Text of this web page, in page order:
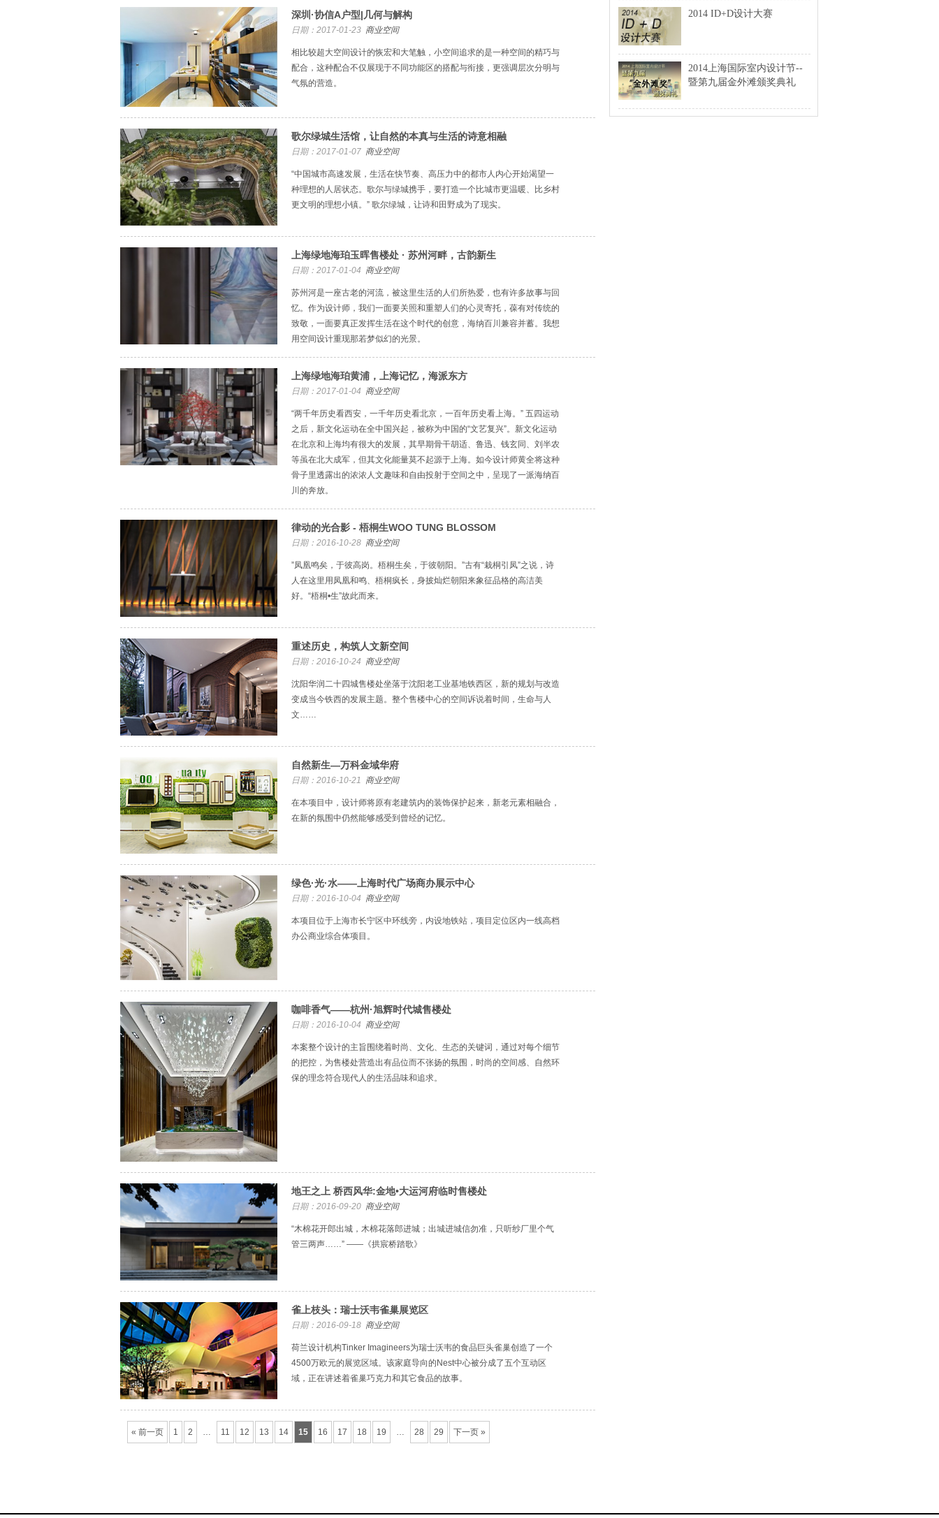
深圳·协信A户型|几何与解构
日期：2017-01-23 商业空间
相比较超大空间设计的恢宏和大笔触，小空间追求的是一种空间的精巧与
配合，这种配合不仅展现于不同功能区的搭配与衔接，更强调层次分明与
气氛的营造。
歌尔绿城生活馆，让自然的本真与生活的诗意相融
日期：2017-01-07 商业空间
“中国城市高速发展，生活在快节奏、高压力中的都市人内心开始渴望一
种理想的人居状态。歌尔与绿城携手，要打造一个比城市更温暖、比乡村
更文明的理想小镇。” 歌尔绿城，让诗和田野成为了现实。
上海绿地海珀玉晖售楼处 · 苏州河畔，古韵新生
日期：2017-01-04 商业空间
苏州河是一座古老的河流，被这里生活的人们所热爱，也有许多故事与回
忆。作为设计师，我们一面要关照和重塑人们的心灵寄托，葆有对传统的
致敬，一面要真正发挥生活在这个时代的创意，海纳百川兼容并蓄。我想
用空间设计重现那若梦似幻的光景。
上海绿地海珀黄浦，上海记忆，海派东方
日期：2017-01-04 商业空间
“两千年历史看西安，一千年历史看北京，一百年历史看上海。” 五四运动
之后，新文化运动在全中国兴起，被称为中国的“文艺复兴”。新文化运动
在北京和上海均有很大的发展，其早期骨干胡适、鲁迅、钱玄同、刘半农
等虽在北大成军，但其文化能量莫不起源于上海。如今设计师黄全将这种
骨子里透露出的浓浓人文趣味和自由投射于空间之中，呈现了一派海纳百
川的奔放。
律动的光合影 - 梧桐生WOO TUNG BLOSSOM
日期：2016-10-28 商业空间
”凤凰鸣矣，于彼高岗。梧桐生矣，于彼朝阳。”古有“栽桐引凤”之说，诗
人在这里用凤凰和鸣、梧桐疯长，身披灿烂朝阳来象征品格的高洁美
好。“梧桐•生”故此而来。
重述历史，构筑人文新空间
日期：2016-10-24 商业空间
沈阳华润二十四城售楼处坐落于沈阳老工业基地铁西区，新的规划与改造
变成当今铁西的发展主题。整个售楼中心的空间诉说着时间，生命与人
文……
自然新生—万科金域华府
日期：2016-10-21 商业空间
在本项目中，设计师将原有老建筑内的装饰保护起来，新老元素相融合，
在新的氛围中仍然能够感受到曾经的记忆。
绿色·光·水——上海时代广场商办展示中心
日期：2016-10-04 商业空间
本项目位于上海市长宁区中环线旁，内设地铁站，项目定位区内一线高档
办公商业综合体项目。
咖啡香气——杭州·旭辉时代城售楼处
日期：2016-10-04 商业空间
本案整个设计的主旨围绕着时尚、文化、生态的关键词，通过对每个细节
的把控，为售楼处营造出有品位而不张扬的氛围，时尚的空间感、自然环
保的理念符合现代人的生活品味和追求。
地王之上 桥西风华:金地•大运河府临时售楼处
日期：2016-09-20 商业空间
“木棉花开郎出城，木棉花落郎进城；出城进城信勿准，只听纱厂里个气
管三两声……” ——《拱宸桥踏歌》
雀上枝头：瑞士沃韦雀巢展览区
日期：2016-09-18 商业空间
荷兰设计机构Tinker Imagineers为瑞士沃韦的食品巨头雀巢创造了一个
4500万欧元的展览区域。该家庭导向的Nest中心被分成了五个互动区
域，正在讲述着雀巢巧克力和其它食品的故事。
« 前一页 1 2 … 11 12 13 14 15 16 17 18 19 … 28 29 下一页 »
2014 ID+D设计大赛
2014上海国际室内设计节--
暨第九届金外滩颁奖典礼